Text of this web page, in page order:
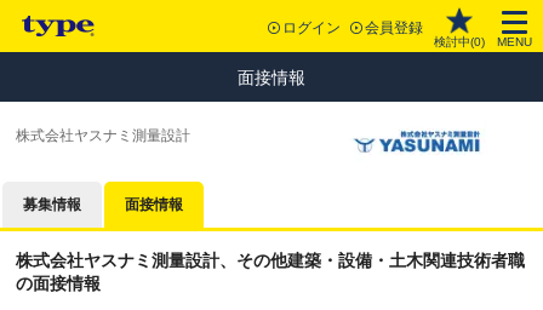
ログイン 会員登録
検討中(0) MENU
面接情報
株式会社ヤスナミ測量設計
募集情報 面接情報
株式会社ヤスナミ測量設計、その他建築・設備・土木関連技術者職
の面接情報